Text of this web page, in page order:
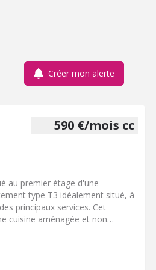
Créer mon alerte
590 €/mois cc
au premier étage d'une
type T3 idéalement situé, à
principaux services. Cet
cuisine aménagée et non
et d'un garage privatif avec
Chauffage individuel au gaz